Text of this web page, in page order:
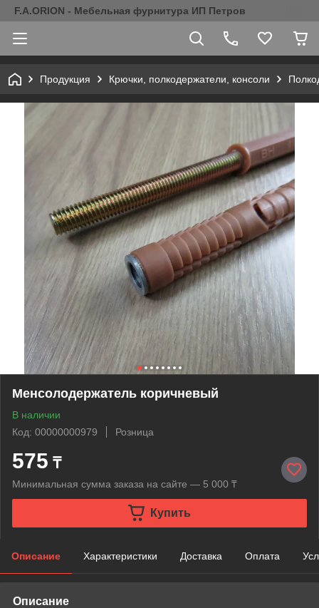
F.A.ORION - Мебельная фурнитура ИП Петров
Продукция Крючки, полкодержатели, консоли
Менсолодержатель коричневый
В наличии
Код: 00000000979
Розница
575 ₸
Минимальная сумма заказа на сайте — 5 000 ₸
Купить
Описание Характеристики Доставка Оплата
Описание